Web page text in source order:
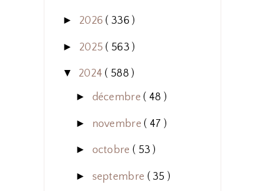
► 2026( 336 )
► 2025( 563 )
▼ 2024( 588 )
► décembre( 48 )
► novembre( 47 )
► octobre ( 53 )
► septembre ( 35 )